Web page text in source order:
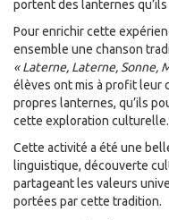
portent des lanternes
Pour enrichir cette
ensemble une chanson
« Laterne, Laterne, Sonne,
élèves ont mis à profit leur
propres lanternes, qu’ils
cette exploration culturelle.
Cette activité a été une
linguistique, découverte
partageant les valeurs
portées par cette tradition.